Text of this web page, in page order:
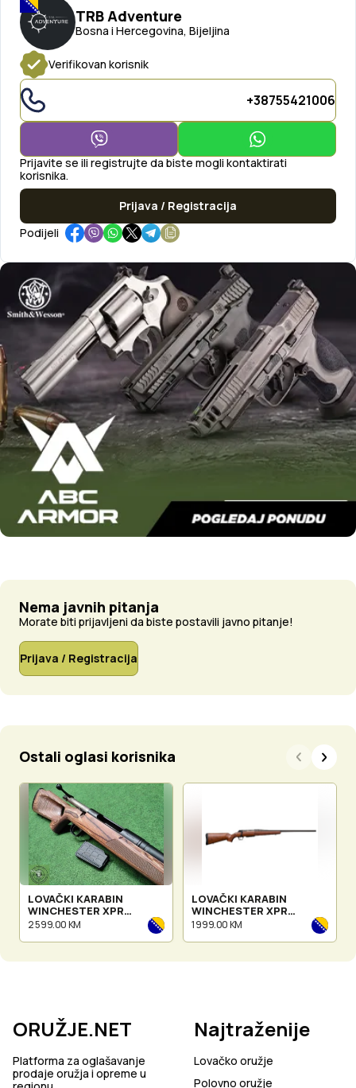
TRB Adventure
Bosna i Hercegovina, Bijeljina
Verifikovan korisnik
+38755421006
Prijavite se ili registrujte da biste mogli kontaktirati
korisnika.
Prijava / Registracija
Podijeli
Nema javnih pitanja
Morate biti prijavljeni da biste postavili javno pitanje!
Prijava / Registracija
Ostali oglasi korisnika
LOVAČKI KARABIN
WINCHESTER XPR
THUMBHOLE BROW.
2 599.00 KM
LOVAČKI KARABIN
WINCHESTER XPR
SPORTER
1 999.00 KM
ORUŽJE.NET
Platforma za oglašavanje
prodaje oružja i opreme u
Najtraženije
Lovačko oružje
Polovno oružje